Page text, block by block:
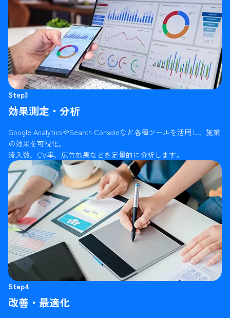
Step3
効果測定・分析
Google AnalyticsやSearch Consoleなど各種ツールを活用し、施策
の効果を可視化。
流入数、CV率、広告効果などを定量的に分析します。
Step4
改善・最適化